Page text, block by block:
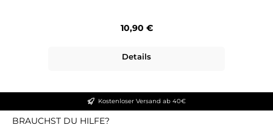
Regulärer Preis:
10,90 €
Details
Kostenloser Versand ab 40€
BRAUCHST DU HILFE?